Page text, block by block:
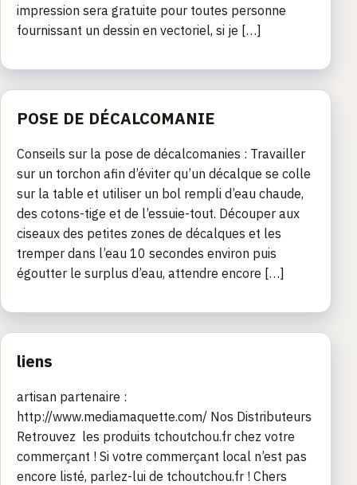
impression sera gratuite pour toutes personne
fournissant un dessin en vectoriel, si je […]
POSE DE DÉCALCOMANIE
Conseils sur la pose de décalcomanies : Travailler
sur un torchon afin d’éviter qu’un décalque se colle
sur la table et utiliser un bol rempli d’eau chaude,
des cotons-tige et de l’essuie-tout. Découper aux
ciseaux des petites zones de décalques et les
tremper dans l’eau 10 secondes environ puis
égoutter le surplus d’eau, attendre encore […]
liens
artisan partenaire :
http://www.mediamaquette.com/ Nos Distributeurs
Retrouvez les produits tchoutchou.fr chez votre
commerçant ! Si votre commerçant local n’est pas
encore listé, parlez-lui de tchoutchou.fr ! Chers